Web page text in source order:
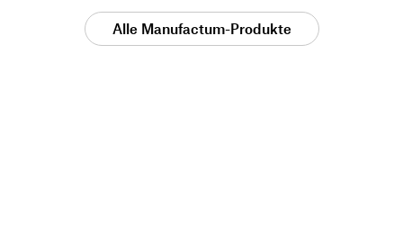
Alle Manufactum-Produkte